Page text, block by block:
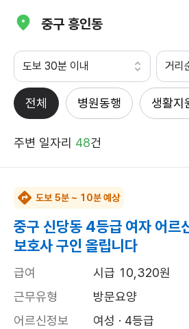
중구 흥인동
도보 30분 이내 거리
전체 병원동행 생활지
주변 일자리 48건
도보 5분 ~ 10분 예상
중구 신당동 4등급 여자 어르
보호사 구인 올립니다
급여
시급 10,320원
근무유형
방문요양
어르신정보
여성 · 4등급